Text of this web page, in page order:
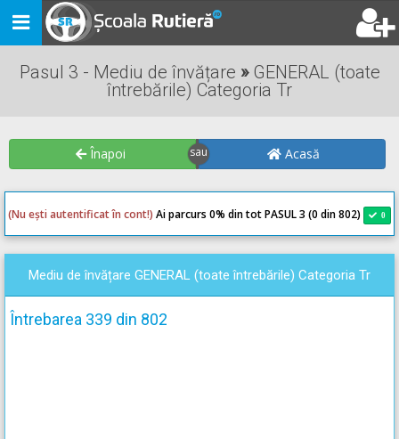
Toggle
navigation
Pasul 3 - Mediu de învățare »GENERAL (toate
întrebările) Categoria Tr
Înapoi Acasă
(Nu ești autentificat în cont!) Ai parcurs 0% din tot PASUL 3 (0 din 802) 0
Mediu de învățare GENERAL (toate întrebările) Categoria Tr
Întrebarea 339 din 802